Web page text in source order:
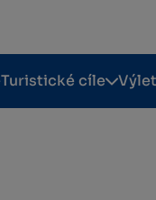
Turistické cíle